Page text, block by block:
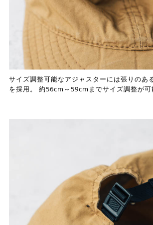
サイズ調整可能なアジャスターには張りのあ
を採用。 約56cm～59cmまでサイズ調整が可